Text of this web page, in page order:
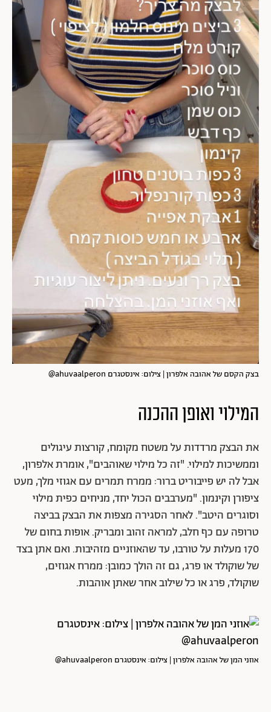
בצק הקסם של אהובה אלפרון | צילום: אינסטגרם ahuvaalperon@
המילוי ואופן ההכנה
את הבצק מרדדות על משטח מקומח, קורצות עיגולים
וממשיכות למילוי. "זה כל מילוי שאוהבים", אומרת אלפרון,
אבל לה יש פייבוריט ברור: ממרח תמרים עם אגוזי מלך, מעט
ציפורן וקינמון. "מערבבים הכול יחד, מניחים כפית מילוי
וסוגרים היטב". לאחר הסגירה מצפות את הבצק בביצה
טרופה עם כף חלב, למראה זהוב ומבריק. אופות בחום של
170 מעלות על טורבו, עד שהאוזניים מזהיבות. ואם אתן בצד
של שוקולד או פרג, גם זה הולך כמובן: ממרח אגוזים,
שוקולד, פרג או כל שילוב אחר שאתן אוהבות.
אוזני המן של אהובה אלפרון | צילום: אינסטגרם ahuvaalperon@